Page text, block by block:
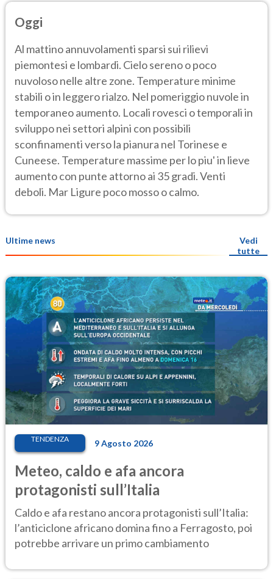
Oggi
Al mattino annuvolamenti sparsi sui rilievi
piemontesi e lombardi. Cielo sereno o poco
nuvoloso nelle altre zone. Temperature minime
stabili o in leggero rialzo. Nel pomeriggio nuvole in
temporaneo aumento. Locali rovesci o temporali in
sviluppo nei settori alpini con possibili
sconfinamenti verso la pianura nel Torinese e
Cuneese. Temperature massime per lo piu' in lieve
aumento con punte attorno ai 35 gradi. Venti
deboli. Mar Ligure poco mosso o calmo.
Ultime news
Vedi
tutte
TENDENZA 9 Agosto 2026
Meteo, caldo e afa ancora
protagonisti sull’Italia
Caldo e afa restano ancora protagonisti sull’Italia:
l’anticiclone africano domina fino a Ferragosto, poi
potrebbe arrivare un primo cambiamento